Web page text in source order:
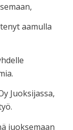
aamulla
Juoksijassa,
juoksemaan